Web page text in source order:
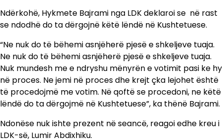
Ndërkohë, Hykmete Bajrami nga LDK deklaroi se në rast
se ndodhë do ta dërgojnë këtë lëndë në Kushtetuese.
“Ne nuk do të bëhemi asnjëherë pjesë e shkeljeve tuaja.
Ne nuk do të bëhemi asnjëherë pjesë e shkeljeve tuaja.
Nuk mundesh me e ndryshu mënyrën e votimit pasi ke hy
në proces. Ne jemi në proces dhe krejt çka lejohet është
të procedojmë me votim. Në qoftë se procedoni, ne këtë
lëndë do ta dërgojmë në Kushtetuese”, ka thënë Bajrami.
Ndonëse nuk ishte prezent në seancë, reagoi edhe kreu i
LDK-së, Lumir Abdixhiku.